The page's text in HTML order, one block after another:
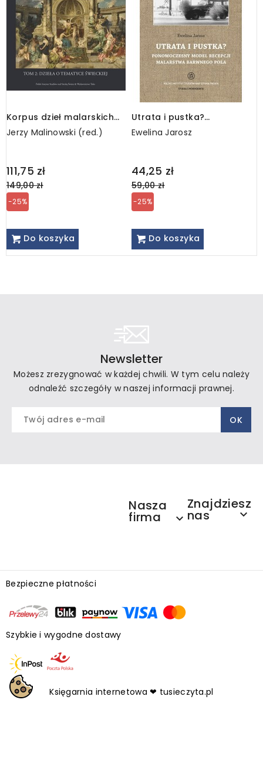
Korpus dzieł malarskich
Henryka Siemiradzkiego, t.
2A
Jerzy Malinowski (red.)
111,75 zł
Regular
price
149,00 zł
-25%
Do koszyka
Utrata i pustka?
Ponowoczesny model
recepcji malarstwa
Ewelina Jarosz
44,25 zł
Regular
price
59,00 zł
-25%
Do koszyka
Newsletter
Możesz zrezygnować w każdej chwili. W tym celu należy
odnaleźć szczegóły w naszej informacji prawnej.
Nasza
firma 
Znajdziesz
nas 
Bezpieczne płatności
Szybkie i wygodne dostawy
Księgarnia internetowa ❤ tusieczyta.pl